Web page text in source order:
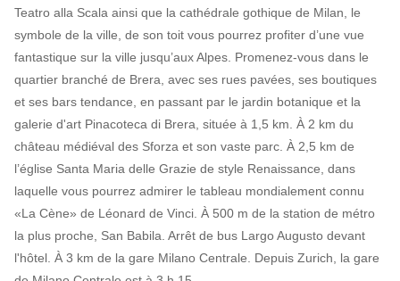
Teatro alla Scala ainsi que la cathédrale gothique de Milan, le
symbole de la ville, de son toit vous pourrez profiter d’une vue
fantastique sur la ville jusqu’aux Alpes. Promenez-vous dans le
quartier branché de Brera, avec ses rues pavées, ses boutiques
et ses bars tendance, en passant par le jardin botanique et la
galerie d'art Pinacoteca di Brera, située à 1,5 km. À 2 km du
château médiéval des Sforza et son vaste parc. À 2,5 km de
l’église Santa Maria delle Grazie de style Renaissance, dans
laquelle vous pourrez admirer le tableau mondialement connu
«La Cène» de Léonard de Vinci. À 500 m de la station de métro
la plus proche, San Babila. Arrêt de bus Largo Augusto devant
l'hôtel. À 3 km de la gare Milano Centrale. Depuis Zurich, la gare